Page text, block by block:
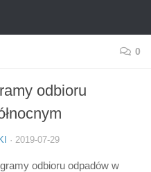
0
odbioru
· 2019-07-29
odbioru odpadów w